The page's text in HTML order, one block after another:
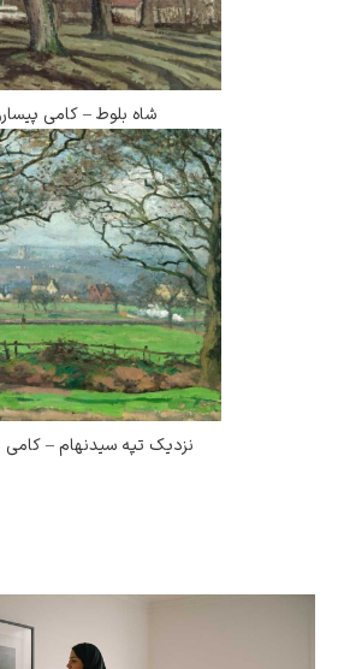
شاه بلوط – کامی پیسارو
نزدیک تپه سیدنهام – کامی پیسارو